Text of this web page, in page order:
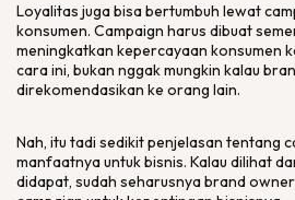
Loyalitas juga bisa bertumbuh lewat
konsumen. Campaign harus dibuat
meningkatkan kepercayaan konsumen
cara ini, bukan nggak mungkin kalau
direkomendasikan ke orang lain.
Nah, itu tadi sedikit penjelasan tentang
manfaatnya untuk bisnis. Kalau dilihat
didapat, sudah seharusnyabrand